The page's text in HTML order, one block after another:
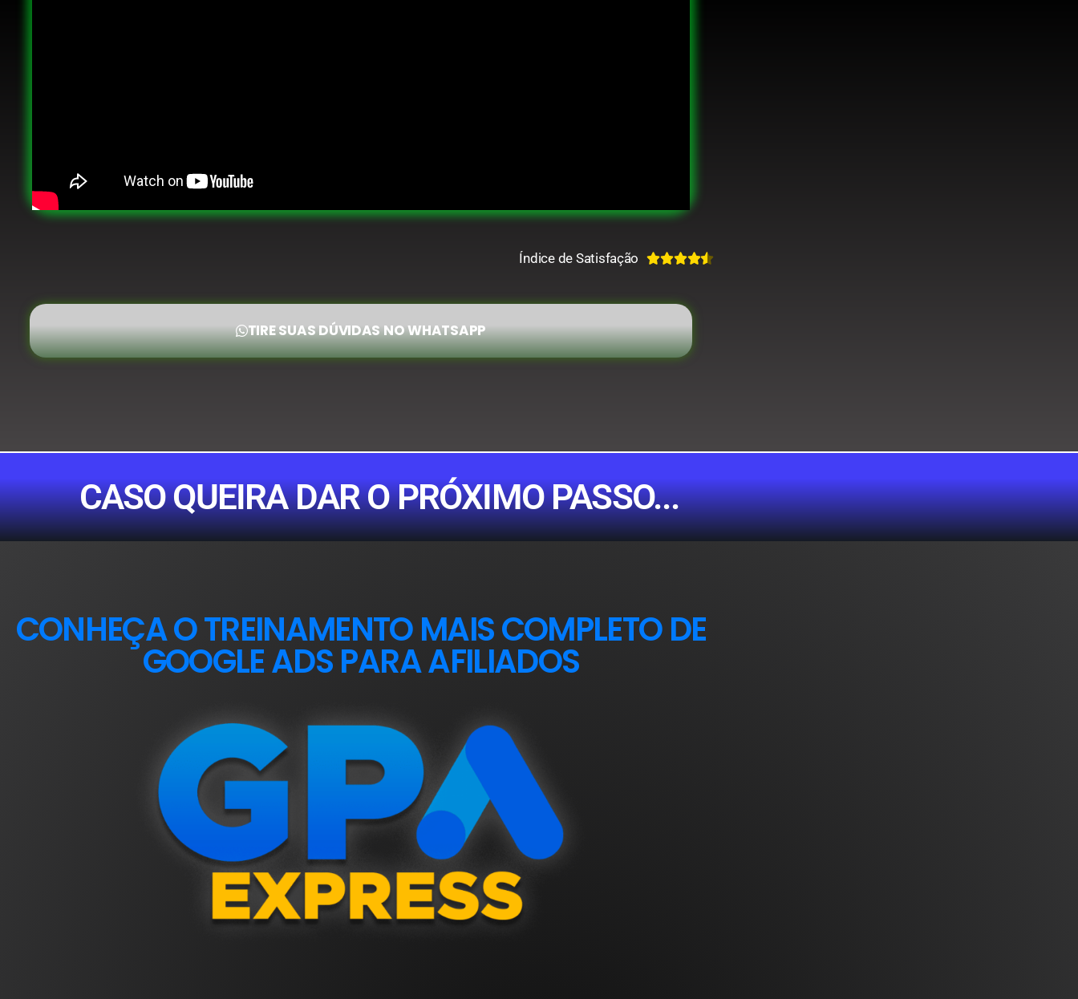
Índice de Satisfação 
TIRE SUAS DÚVIDAS NO WHATSAPP
CASO QUEIRA DAR O PRÓXIMO PASSO...
CONHEÇA O TREINAMENTO MAIS COMPLETO DE
GOOGLE ADS PARA AFILIADOS